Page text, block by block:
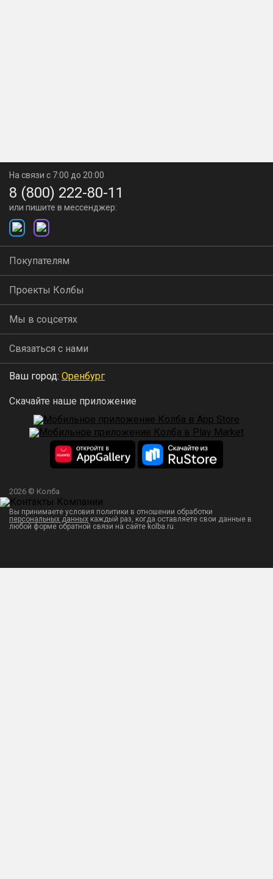
На связи с 7:00 до 20:00
8 (800) 222-80-11
или пишите в мессенджер:
Покупателям
Проекты Колбы
Мы в соцсетях
Связаться с нами
Ваш город: Оренбург
Скачайте наше приложение
2026 © Колба
Вы принимаете условия политики в отношении обработки
персональных данных каждый раз, когда оставляете свои данные в
любой форме обратной связи на сайте kolba.ru.